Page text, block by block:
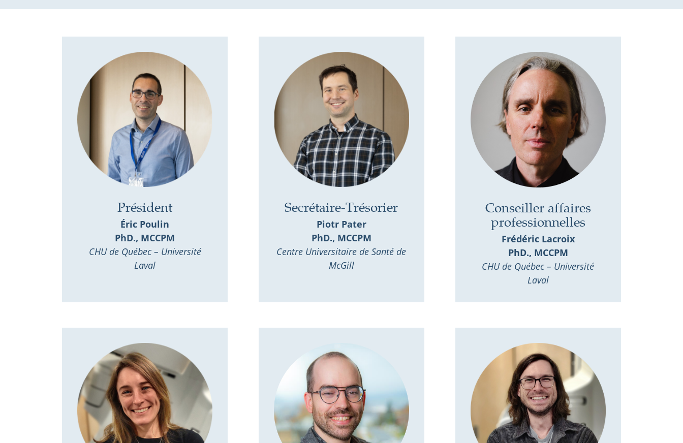
Président
Éric Poulin
PhD., MCCPM
CHU de Québec – Université
Laval
Secrétaire-Trésorier
Piotr Pater
PhD., MCCPM
Centre Universitaire de Santé de
McGill
Conseiller affaires
professionnelles
Frédéric Lacroix
PhD., MCCPM
CHU de Québec – Université
Laval